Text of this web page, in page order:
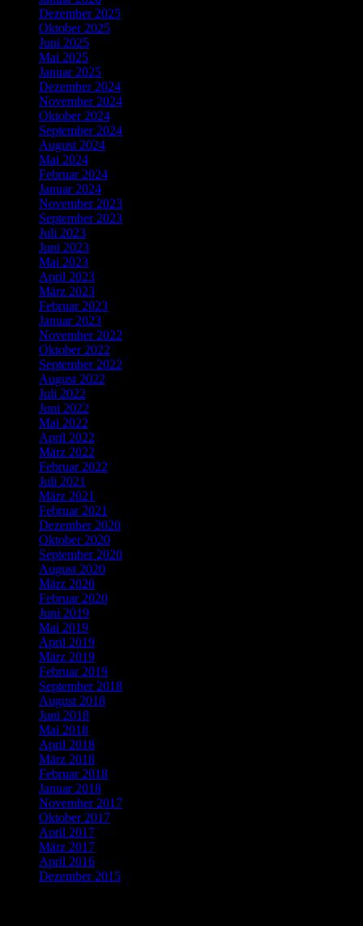
Dezember 2025
Oktober 2025
Juni 2025
Mai 2025
Januar 2025
Dezember 2024
November 2024
Oktober 2024
September 2024
August 2024
Mai 2024
Februar 2024
Januar 2024
November 2023
September 2023
Juli 2023
Juni 2023
Mai 2023
April 2023
März 2023
Februar 2023
Januar 2023
November 2022
Oktober 2022
September 2022
August 2022
Juli 2022
Juni 2022
Mai 2022
April 2022
März 2022
Februar 2022
Juli 2021
März 2021
Februar 2021
Dezember 2020
Oktober 2020
September 2020
August 2020
März 2020
Februar 2020
Juni 2019
Mai 2019
April 2019
März 2019
Februar 2019
September 2018
August 2018
Juni 2018
Mai 2018
April 2018
März 2018
Februar 2018
Januar 2018
November 2017
Oktober 2017
April 2017
März 2017
April 2016
Dezember 2015